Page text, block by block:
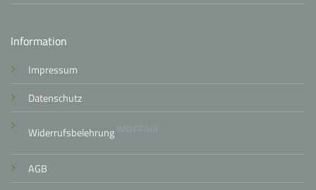
Information
Impressum
Datenschutz
Widerrufsbelehrung
AGB